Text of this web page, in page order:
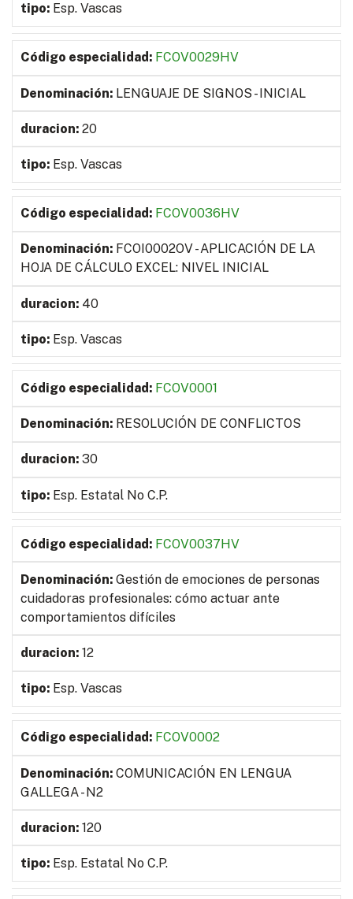
Esp. Vascas
FCOV0029HV
LENGUAJE DE SIGNOS - INICIAL
20
Esp. Vascas
FCOV0036HV
FCOI0002OV - APLICACIÓN DE LA
HOJA DE CÁLCULO EXCEL: NIVEL INICIAL
40
Esp. Vascas
FCOV0001
RESOLUCIÓN DE CONFLICTOS
30
Esp. Estatal No C.P.
FCOV0037HV
Gestión de emociones de personas
cuidadoras profesionales: cómo actuar ante
comportamientos difíciles
12
Esp. Vascas
FCOV0002
COMUNICACIÓN EN LENGUA
GALLEGA - N2
120
Esp. Estatal No C.P.